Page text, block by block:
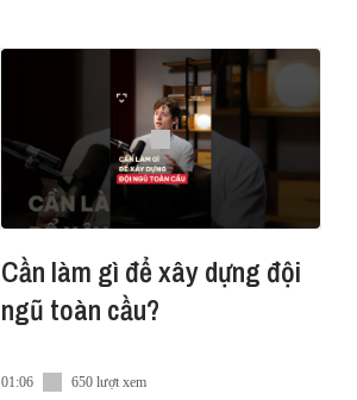
Cần làm gì để xây dựng đội
ngũ toàn cầu?
01:06 650 lượt xem